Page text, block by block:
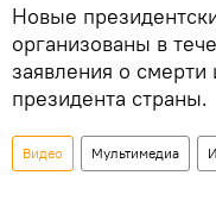
Новые
организованы в
заявления о
президента страны.
Видео Мультимедиа